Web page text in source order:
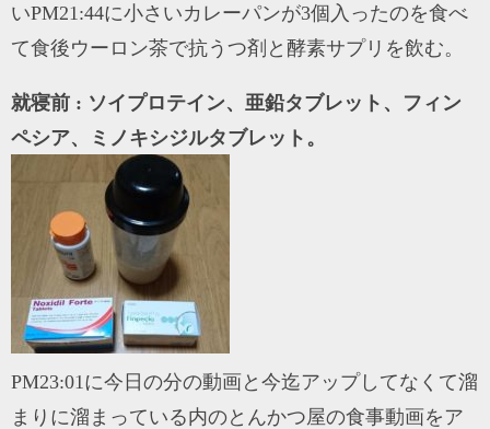
いPM21:44に小さいカレーパンが3個入ったのを食べ
て食後ウーロン茶で抗うつ剤と酵素サプリを飲む。
就寝前 : ソイプロテイン、亜鉛タブレット、フィン
ペシア、ミノキシジルタブレット。
PM23:01に今日の分の動画と今迄アップしてなくて溜
まりに溜まっている内のとんかつ屋の食事動画をア